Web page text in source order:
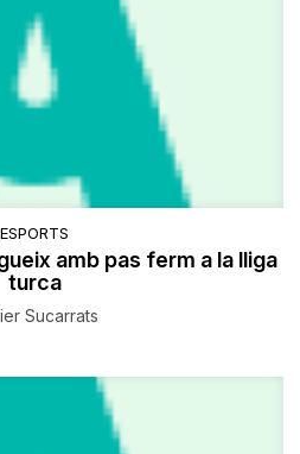
ESPORTS
amb pas ferm a la lliga
turca
Sucarrats